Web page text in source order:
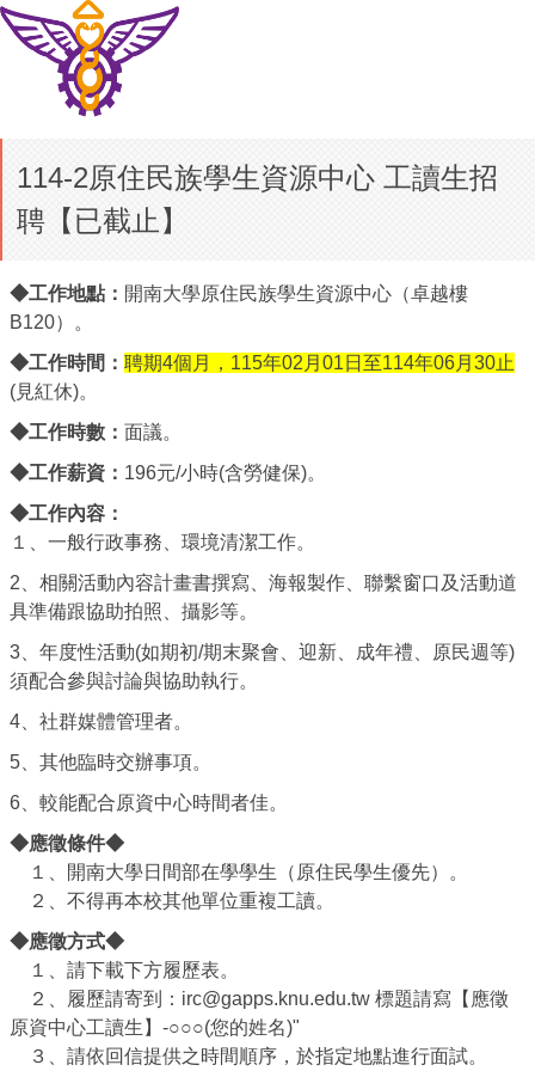
114-2原住民族學生資源中心 工讀生招
聘【已截止】
◆工作地點： 開南大學原住民族學生資源中心（卓越樓
B120）。
◆工作時間： 聘期4個月，115年02月01日至114年06月30止
(見紅休)。
◆工作時數： 面議。
◆工作薪資： 196元/小時(含勞健保)。
◆工作內容：
１、一般行政事務、環境清潔工作。
2、相關活動內容計畫書撰寫、海報製作、聯繫窗口及活動道
具準備跟協助拍照、攝影等。
3、年度性活動(如期初/期末聚會、迎新、成年禮、原民週等)
須配合參與討論與協助執行。
4、社群媒體管理者。
5、其他臨時交辦事項。
6、較能配合原資中心時間者佳。
◆應徵條件◆
１、開南大學日間部在學學生（原住民學生優先）。
２、不得再本校其他單位重複工讀。
◆應徵方式◆
１、請下載下方履歷表。
２、履歷請寄到：irc@gapps.knu.edu.tw 標題請寫【應徵
原資中心工讀生】-○○○(您的姓名)"
３、請依回信提供之時間順序，於指定地點進行面試。